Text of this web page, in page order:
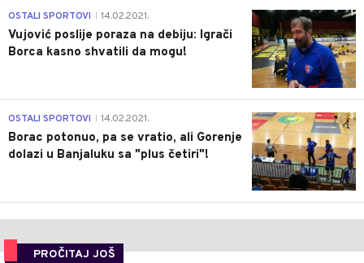
1
OSTALI SPORTOVI 14.02.2021.
Vujović poslije poraza na debiju: Igrači
Borca kasno shvatili da mogu!
3
OSTALI SPORTOVI 14.02.2021.
Borac potonuo, pa se vratio, ali Gorenje
dolazi u Banjaluku sa "plus četiri"!
PROČITAJ JOŠ